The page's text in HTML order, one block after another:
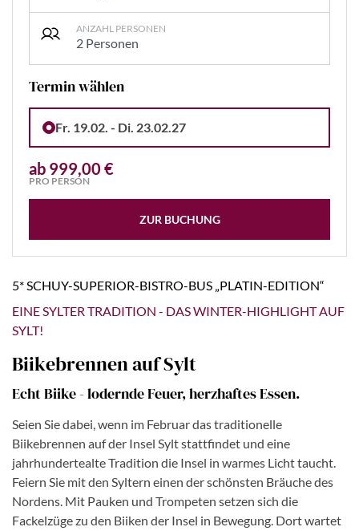
ANZAHL PERSONEN
2 Personen
Termin wählen
Fr. 19.02. - Di. 23.02.27
ab 999,00 €
PRO PERSON
ZUR BUCHUNG
5* SCHUY-SUPERIOR-BISTRO-BUS „PLATIN-EDITION“
EINE SYLTER TRADITION - DAS WINTER-HIGHLIGHT AUF
SYLT!
Biikebrennen auf Sylt
Echt Biike - lodernde Feuer, herzhaftes Essen.
Seien Sie dabei, wenn im Februar das traditionelle
Biikebrennen auf der Insel Sylt stattfindet und eine
jahrhundertealte Tradition die Insel in warmes Licht taucht.
Feiern Sie mit den Syltern einen der schönsten Bräuche des
Nordens. Mit Pauken und Trompeten setzen sich die
Fackelzüge zu den Biiken der Insel in Bewegung. Dort wartet